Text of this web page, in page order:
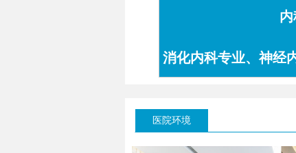
消化内科专业、神经
医院环境